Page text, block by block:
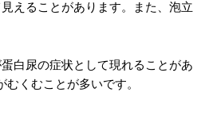
えることがあります。また、泡立
白尿の症状として現れることがあ
くむことが多いです。